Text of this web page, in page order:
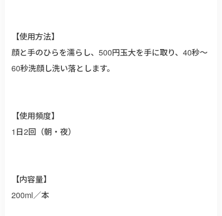
【使用方法】
顔と手のひらを濡らし、500円玉大を手に取り、40秒〜
60秒洗顔し洗い落とします。
【使用頻度】
1日2回（朝・夜）
【内容量】
200ml／本